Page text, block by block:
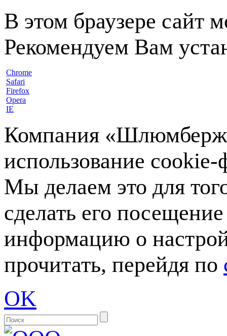
В этом браузере сайт
Рекомендуем Вам
Chrome
Safari
Firefox
Opera
IE
Компания
использование
Мы делаем это для
сделать его
информацию о
прочитать, перейдя по
OK